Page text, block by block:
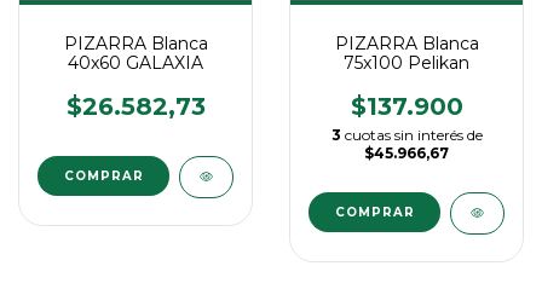
PIZARRA Blanca
40x60 GALAXIA
$26.582,73
PIZARRA Blanca
75x100 Pelikan
$137.900
3 cuotas sin interés de
$45.966,67